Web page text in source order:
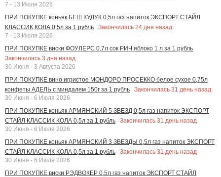
7 - 13 Июля 2026
ПРИ ПОКУПКЕ коньяк БЕШ КУДУК 0,5л газ напиток ЭКСПОРТ СТАЙЛ
КЛАССИК КОЛА 0,5л за 1 рубль
Закончилась 24 дня назад
7 - 13 Июля 2026
ПРИ ПОКУПКЕ виски ФОУЛЕРС 0,7л сок РИЧ яблоко 1 л за 1 рубль
Закончилась 3 дня назад
30 Июня - 3 Августа 2026
ПРИ ПОКУПКЕ вино игристое МОНДОРО ПРОСЕККО белое сухое 0,75л
конфеты АДЕЛЬ с миндалем 150г за 1 рубль
Закончилась 31 день назад
30 Июня - 6 Июля 2026
ПРИ ПОКУПКЕ коньяк АРМЯНСКИЙ 5 ЗВЕЗД 0,5л газ напиток ЭКСПОРТ
СТАЙЛ КЛАССИК КОЛА 0,5л за 1 рубль
Закончилась 31 день назад
30 Июня - 6 Июля 2026
ПРИ ПОКУПКЕ коньяк АРМЯНСКИЙ 3 ЗВЕЗДЫ 0,5л газ напиток ЭКСПОРТ
СТАЙЛ КЛАССИК КОЛА 0,5л за 1 рубль
Закончилась 31 день назад
30 Июня - 6 Июля 2026
ПРИ ПОКУПКЕ виски РЭДВОКЕР 0,5л газ напиток ЭКСПОРТ СТАЙЛ